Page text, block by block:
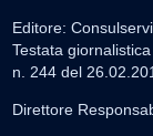
Editore:
Testata
n. 244 del
Direttore